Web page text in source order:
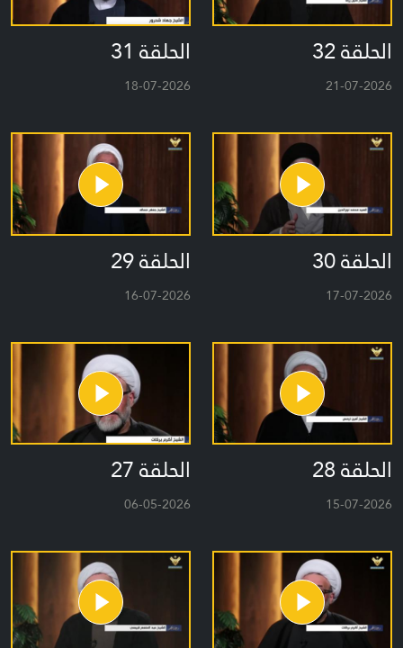
الحلقة 32
21-07-2026
الحلقة 31
18-07-2026
الحلقة 30
17-07-2026
الحلقة 29
16-07-2026
الحلقة 28
15-07-2026
الحلقة 27
06-05-2026